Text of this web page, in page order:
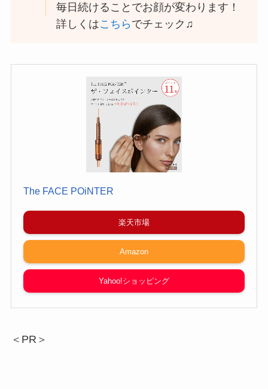
毎日続けることでお顔が変わります！
詳しくはこちら でチェック♫
The FACE POiNTER
楽天市場
Amazon
Yahoo!ショッピング
＜PR＞